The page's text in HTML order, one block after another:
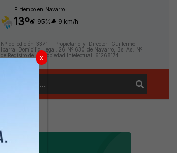
El tiempo en Navarro
13º 95% 9 km/h
Nº de edición 3371 - Propietario y Director: Guillermo F.
Ibarra. Domicilio Legal: 26 Nº 630 de Navarro, Bs. As. Nº
de Registro de la Propiedad Intelectual: 61268174
x